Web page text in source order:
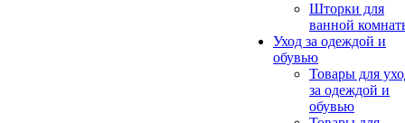
Шторки для
ванной
Уход за одеждой и
обувью
Товары для
за одеждой и
обувью